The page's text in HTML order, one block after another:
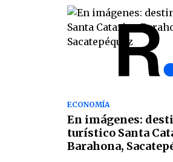
ECONOMÍA
En imágenes:
turístico Santa
Barahona,